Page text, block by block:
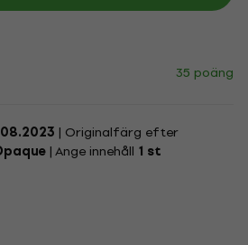
35 poäng
| Originalfärg efter
| Ange innehåll 1 st